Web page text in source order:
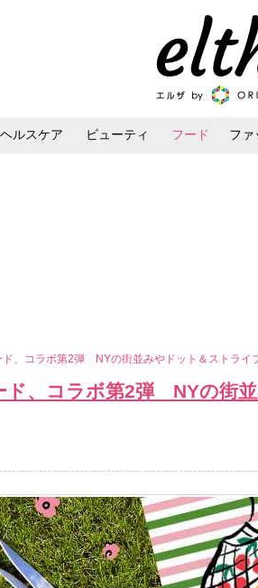
ヘルスケア ビューティ フード ファ
ド、コラボ第2弾 NYの街並みやドット＆ストライ
ド、コラボ第2弾 NYの街